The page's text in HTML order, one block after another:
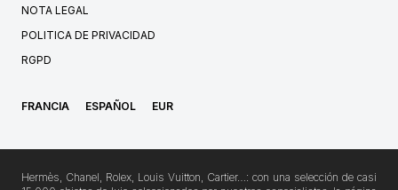
NOTA LEGAL
POLITICA DE PRIVACIDAD
RGPD
FRANCIA ESPAÑOL EUR
Hermès, Chanel, Rolex, Louis Vuitton, Cartier…: con una selección de casi